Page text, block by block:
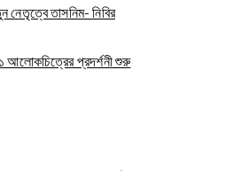
নেতৃত্বে তাসনিম- নিবির
আলোকচিত্রের প্রদর্শনী শুরু